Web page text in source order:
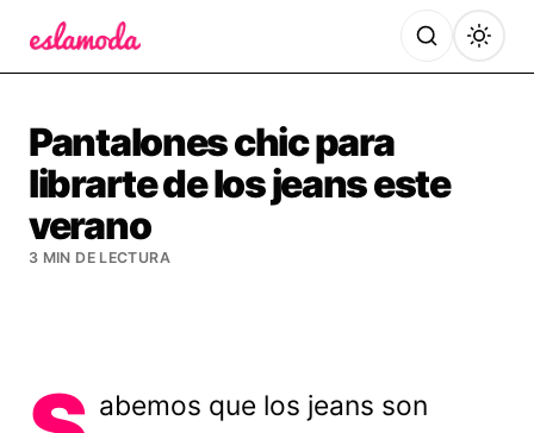
Pantalones chic para
librarte de los jeans este
verano
3 MIN DE LECTURA
abemos que los jeans son